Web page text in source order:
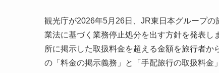
観光庁が2026年5月26日、JR東日本グループ
業法に基づく業務停止処分を出す方針を発表
所に掲示した取扱料金を超える金額を旅行者
の「料金の掲示義務」と「手配旅行の取扱料金